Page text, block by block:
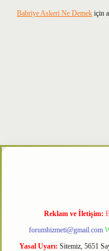
Bahriye Askeri Ne Demek için
Reklam ve İletişim:
forumhizmeti@gmail.com
Yasal Uyarı: Sitemiz, 5651